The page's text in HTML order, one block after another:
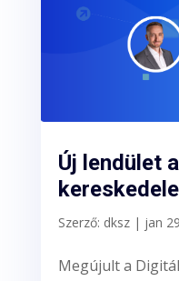
Új lendület
Szerző: dksz| jan
Megújult a